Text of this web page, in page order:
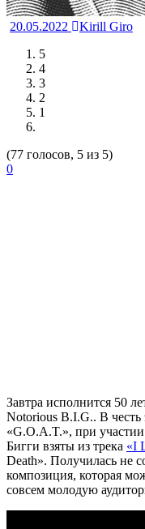
20.05.2022
Kirill Giro
5
4
3
2
1
(77 голосов, 5 из 5)
0
Завтра исполнится 50
Notorious B.I.G.. В
«G.O.A.T.», при участии
Бигги взяты из трека «I
Death». Получилась не
композиция, которая
совсем молодую